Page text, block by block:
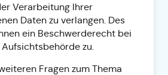
Verarbeitung Ihrer
Daten zu verlangen. Des
ein Beschwerderecht bei
zu.
Fragen zum Thema